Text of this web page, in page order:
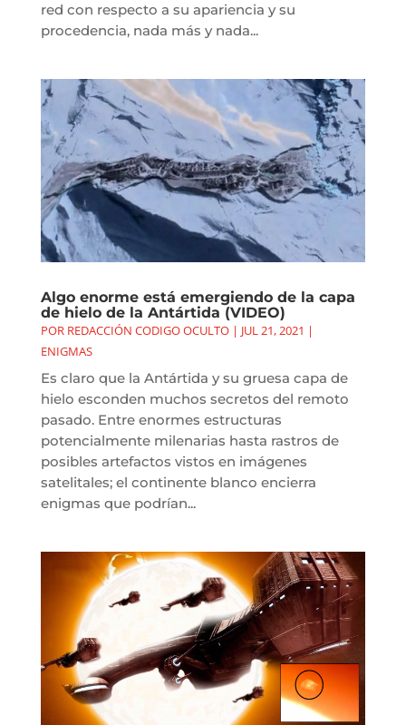
red con respecto a su apariencia y su
procedencia, nada más y nada...
Algo enorme está emergiendo de la capa
de hielo de la Antártida (VIDEO)
POR REDACCIÓN CODIGO OCULTO| JUL 21, 2021 |
ENIGMAS
Es claro que la Antártida y su gruesa capa de
hielo esconden muchos secretos del remoto
pasado. Entre enormes estructuras
potencialmente milenarias hasta rastros de
posibles artefactos vistos en imágenes
satelitales; el continente blanco encierra
enigmas que podrían...